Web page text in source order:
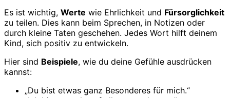
Es ist wichtig, Werte wie Ehrlichkeit und Fürsorglichkeit
zu teilen. Dies kann beim Sprechen, in Notizen oder
durch kleine Taten geschehen. Jedes Wort hilft deinem
Kind, sich positiv zu entwickeln.
Hier sind Beispiele, wie du deine Gefühle ausdrücken
kannst:
„Du bist etwas ganz Besonderes für mich.“